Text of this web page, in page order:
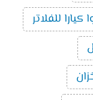
كيارا للفلاتر